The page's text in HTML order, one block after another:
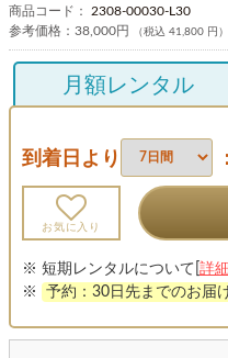
商品コード： 2308-00030-L30
参考価格： 38,000円 （税込 41,800 円）
月額レンタル
到着日より ：
お気に入り
※ 短期レンタルについて[ 詳細
※
予約：30日先までのお届